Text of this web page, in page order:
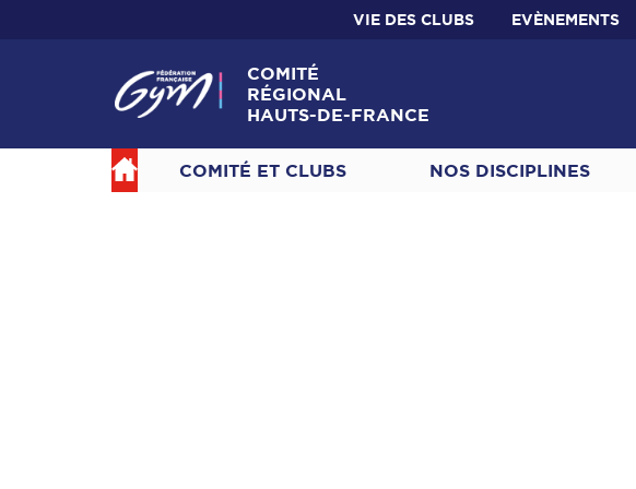
VIE DES CLUBS EVÈNEMENTS
COMITÉ
RÉGIONAL
HAUTS-DE-FRANCE
COMITÉ ET CLUBS NOS DISCIPLINES